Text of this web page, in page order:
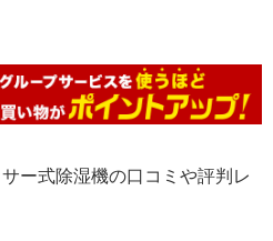
ー式除湿機の口コミや評判レ